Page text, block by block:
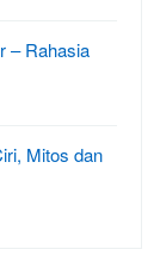
– Rahasia
Mitos dan